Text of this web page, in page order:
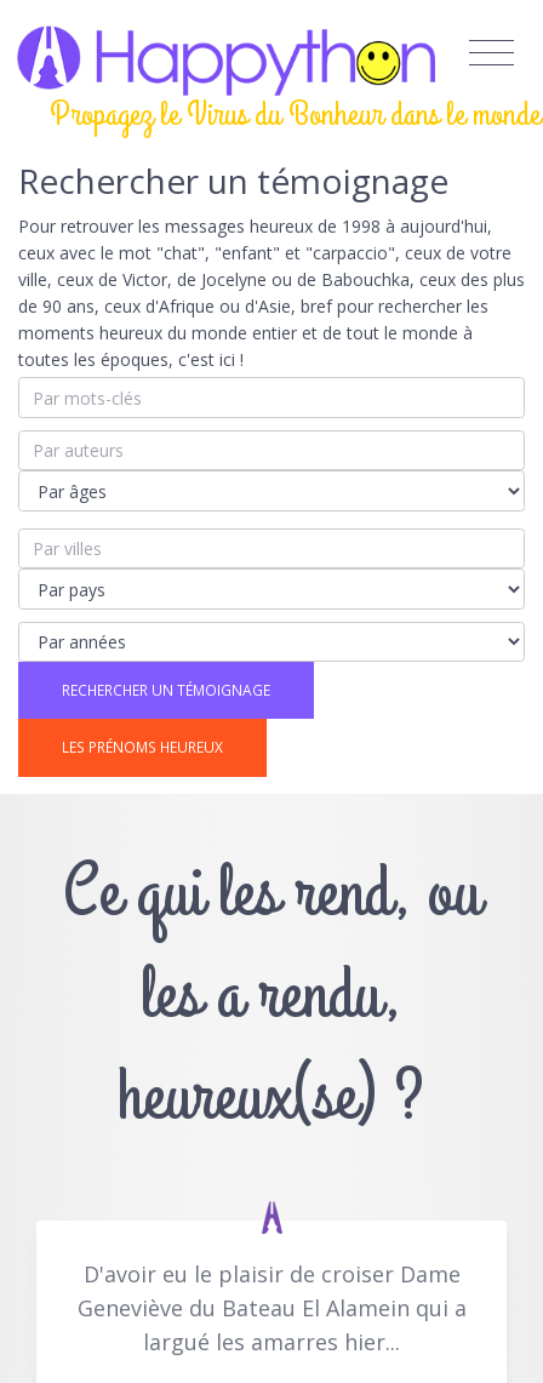
Propagez le Virus du Bonheur dans le monde
Rechercher un témoignage
Pour retrouver les messages heureux de 1998 à aujourd'hui,
ceux avec le mot "chat", "enfant" et "carpaccio", ceux de votre
ville, ceux de Victor, de Jocelyne ou de Babouchka, ceux des plus
de 90 ans, ceux d'Afrique ou d'Asie, bref pour rechercher les
moments heureux du monde entier et de tout le monde à
toutes les époques, c'est ici !
LES PRÉNOMS HEUREUX
Ce qui les rend, ou
les a rendu,
heureux(se) ?
D'avoir eu le plaisir de croiser Dame
Geneviève du Bateau El Alamein qui a
largué les amarres hier...